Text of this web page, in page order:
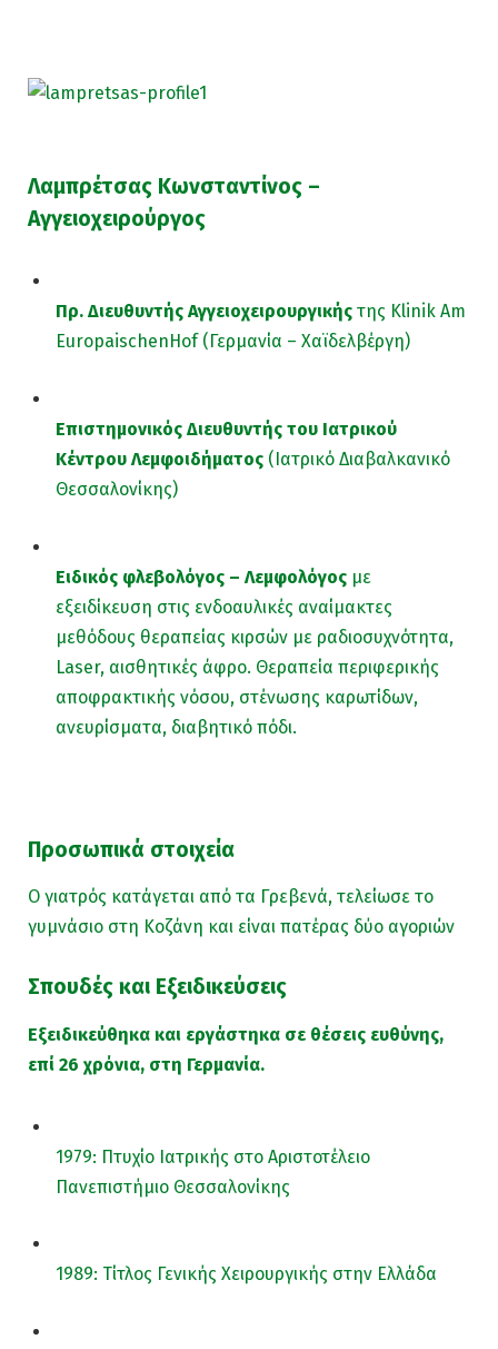
Λαμπρέτσας Κωνσταντίνος –
Αγγειοχειρούργος
Πρ. Διευθυντής Αγγειοχειρουργικής της Klinik Am
EuropaischenHof (Γερμανία – Χαϊδελβέργη)
Επιστημονικός Διευθυντής του Ιατρικού
Κέντρου Λεμφοιδήματος (Ιατρικό Διαβαλκανικό
Θεσσαλονίκης)
Ειδικός φλεβολόγος – Λεμφολόγος με
εξειδίκευση στις ενδοαυλικές αναίμακτες
μεθόδους θεραπείας κιρσών με ραδιοσυχνότητα,
Laser, αισθητικές άφρο. Θεραπεία περιφερικής
αποφρακτικής νόσου, στένωσης καρωτίδων,
ανευρίσματα, διαβητικό πόδι.
Προσωπικά στοιχεία
Ο γιατρός κατάγεται από τα Γρεβενά, τελείωσε το
γυμνάσιο στη Κοζάνη και είναι πατέρας δύο αγοριών
Σπουδές και Εξειδικεύσεις
Εξειδικεύθηκα και εργάστηκα σε θέσεις ευθύνης,
επί 26 χρόνια, στη Γερμανία.
1979: Πτυχίο Ιατρικής στο Αριστοτέλειο
Πανεπιστήμιο Θεσσαλονίκης
1989: Τίτλος Γενικής Χειρουργικής στην Ελλάδα